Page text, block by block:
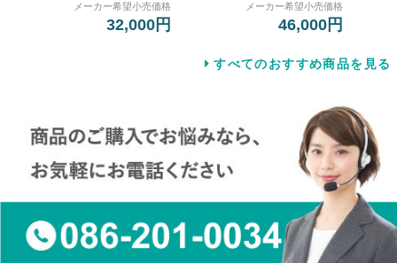
メーカー希望小売価格
32,000円
メーカー希望小売価格
46,000円
すべてのおすすめ商品を見る